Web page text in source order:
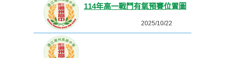
114年高一戰鬥有氧預賽位置圖
2025/10/22